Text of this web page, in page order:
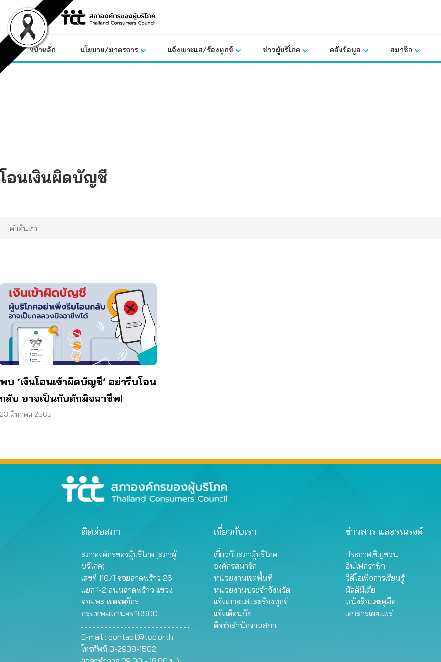
content
หน้าหลัก นโยบาย/มาตรการ แจ้งเบาะแส/ร้องทุกข์ ข่าวผู้บริโภค คลังข้อมูล สมาชิก
โอนเงินผิดบัญชี
พบ ‘เงินโอนเข้าผิดบัญชี’ อย่ารีบโอน
กลับ อาจเป็นกับดักมิจฉาชีพ!
23 มีนาคม 2565
ติดต่อสภา
สภาองค์กรของผู้บริโภค (สภาผู้
บริโภค)
เลขที่ 110/1 ซอยลาดพร้าว 26
แยก 1-2 ถนนลาดพร้าว แขวง
จอมพล เขตจตุจักร
กรุงเทพมหานคร 10900
E-mail : contact@tcc.or.th
โทรศัพท์ 0-2938-1502
เกี่ยวกับเรา
เกี่ยวกับสภาผู้บริโภค
องค์กรสมาชิก
หน่วยงานเขตพื้นที่
หน่วยงานประจำจังหวัด
แจ้งเบาะแสและร้องทุกข์
แจ้งเตือนภัย
ติดต่อสำนักงานสภา
ข่าวสาร และรณรงค์
ประกาศเชิญชวน
อินโฟกราฟิก
วิดีโอเพื่อการเรียนรู้
มัลติมีเดีย
หนังสือและคู่มือ
เอกสารเผยแพร่